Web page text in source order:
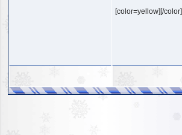
[color=yellow][/color]